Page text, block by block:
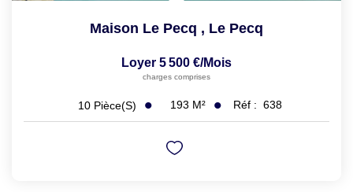
Maison Le Pecq , Le Pecq
Loyer 5 500 €/mois
charges comprises
10 Pièce(s) 193 M² Réf : 638